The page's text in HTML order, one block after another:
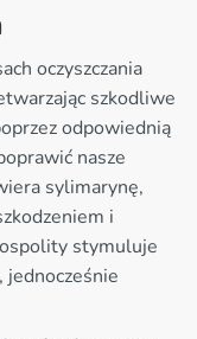
oczyszczania
szkodliwe
odpowiednią
nasze
sylimarynę,
i
stymuluje
jednocześnie